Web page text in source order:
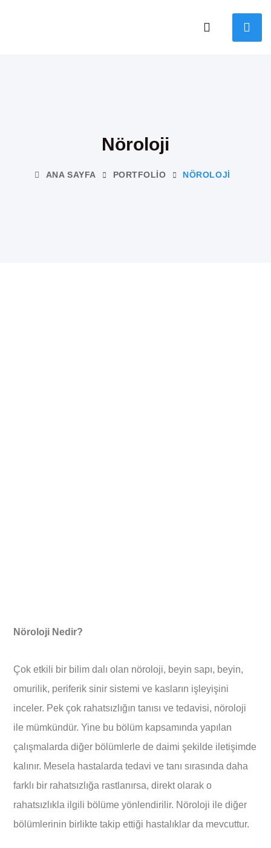
Nöroloji
ANA SAYFA PORTFOLIO NÖROLOJI
Nöroloji Nedir?
Çok etkili bir bilim dalı olan nöroloji, beyin sapı, beyin,
omurilik, periferik sinir sistemi ve kasların işleyişini
inceler. Pek çok rahatsızlığın tanısı ve tedavisi, nöroloji
ile mümkündür. Yine bu bölüm kapsamında yapılan
çalışmalarda diğer bölümlerle de daimi şekilde iletişimde
kalınır. Mesela hastalarda tedavi ve tanı sırasında daha
farklı bir rahatsızlığa rastlanırsa, direkt olarak o
rahatsızlıkla ilgili bölüme yönlendirilir. Nöroloji ile diğer
bölümlerinin birlikte takip ettiği hastalıklar da mevcuttur.